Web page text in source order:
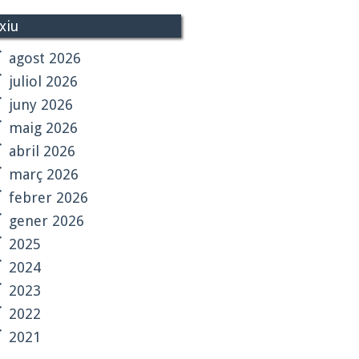
agost 2026
juliol 2026
juny 2026
maig 2026
abril 2026
març 2026
febrer 2026
gener 2026
2025
2024
2023
2022
2021